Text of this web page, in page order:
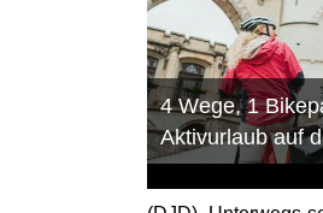
4 Wege, 1
Aktivurlaub auf